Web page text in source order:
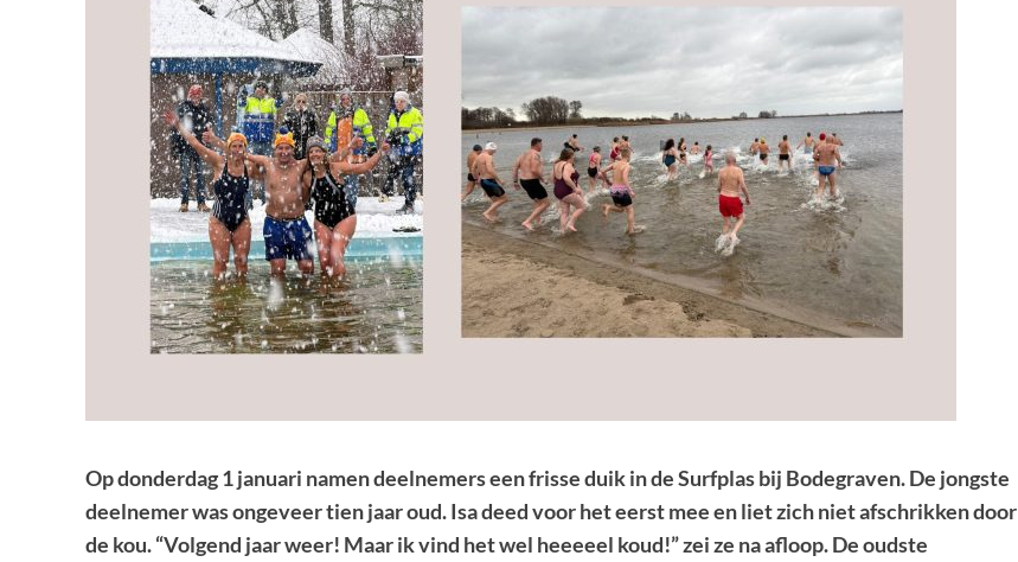
Op donderdag 1 januari namen deelnemers een frisse duik in de Surfplas bij Bodegraven. De jongste
deelnemer was ongeveer tien jaar oud. Isa deed voor het eerst mee en liet zich niet afschrikken door
de kou. “Volgend jaar weer! Maar ik vind het wel heeeeel koud!” zei ze na afloop. De oudste